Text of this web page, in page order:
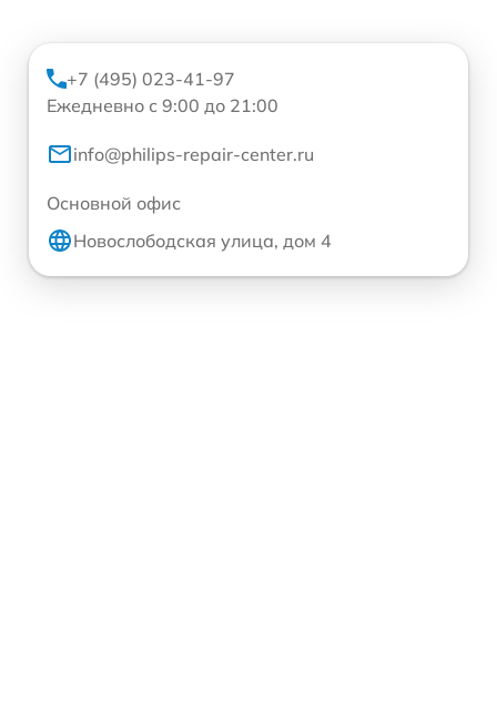
+7 (495) 023-41-97
Ежедневно с 9:00 до 21:00
info@philips-repair-center.ru
Основной офис
Новослободская улица, дом 4